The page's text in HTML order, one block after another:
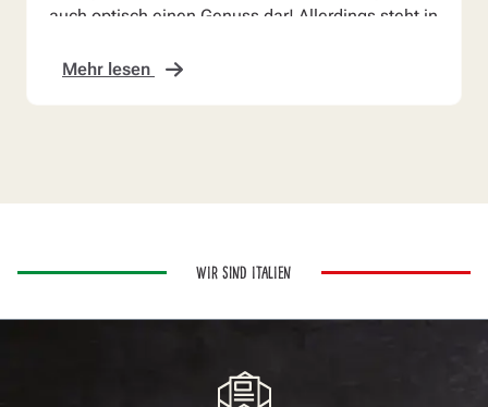
auch optisch einen Genuss dar! Allerdings steht in
Mehr lesen
WIR SIND ITALIEN